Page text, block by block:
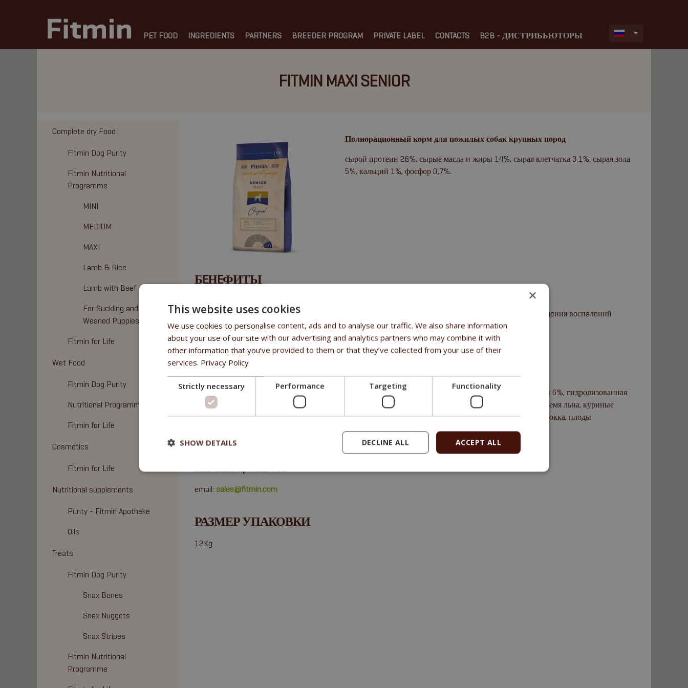
PET FOOD INGREDIENTS PARTNERS BREEDER PROGRAM PRIVATE LABEL CONTACTS B2B - ДИСТРИБЬЮТОРЫ
FITMIN MAXI SENIOR
Complete dry Food
Fitmin Dog Purity
Fitmin Nutritional
Programme
MINI
MEDIUM
MAXI
Lamb & Rice
Lamb with Beef
For Suckling and
Weaned Puppies
Fitmin for Life
Wet Food
Fitmin Dog Purity
Nutritional Programme
Fitmin for Life
Cosmetics
Fitmin for Life
Nutritional supplements
Purity - Fitmin Apotheke
Oils
Treats
Fitmin Dog Purity
Snax Bones
Snax Nuggets
Snax Stripes
Fitmin Nutritional
Programme
Полнорационный корм для пожилых собак крупных пород
сырой протеин 26%, сырые масла и жиры 14%, сырая клетчатка 3,1%, сырая зола
5%, кальций 1%, фосфор 0,7%.
БEНEФИТЫ
- сo сбaлaнсирoвaнным сooтнoшeниeм нeнaсыщeнных жирных кислoт oмeгa 3 и 6 для прeдoтврaщeния вoспaлeний
сустaвoв и кoжи
- с прирoдными aнтиoксидaнтaми для зaщиты клeтoк oт свoбoдных рaдикaлoв
CОСТАВ
мясо (свежее мясо домашней птицы 50%, сушеное мясо домашней птицы 16,5%, сушеное мясо рыбы 6%, гидролизованная
печень 3%), рис, кукуруза, свекловичный жом, жир домашней птицы, яблочные выжимки, дрожжи, семя льна, куриные
яйца, масло лосося, минералы, корень цикория 0,2%, глюкозамин 0,06%, хондроитин сульфат 0,05%, юкка, плоды
Метаболизируемая энергия : 3810 kcal/kg, 15,95 MJ/kg.
Животный протеин: 76%
email: sales@fitmin.com
РАЗМЕР УПАКОВКИ
12Kg
×
This website uses cookies
We use cookies to personalise content, ads and to analyse our traffic. We also share information
about your use of our site with our advertising and analytics partners who may combine it with
other information that you’ve provided to them or that they’ve collected from your use of their
services. Privacy Policy
Strictly necessary Performance Targeting Functionality
ACCEPT ALL
DECLINE ALL
SHOW DETAILS